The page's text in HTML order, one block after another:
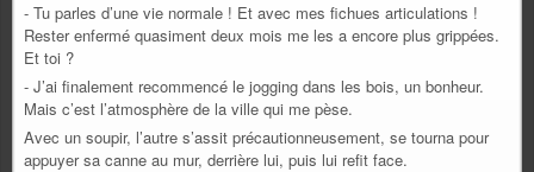
- Tu parles d’une vie normale ! Et avec mes fichues articulations !
Rester enfermé quasiment deux mois me les a encore plus grippées.
Et toi ?
- J’ai finalement recommencé le jogging dans les bois, un bonheur.
Mais c’est l’atmosphère de la ville qui me pèse.
Avec un soupir, l’autre s’assit précautionneusement, se tourna pour
appuyer sa canne au mur, derrière lui, puis lui refit face.